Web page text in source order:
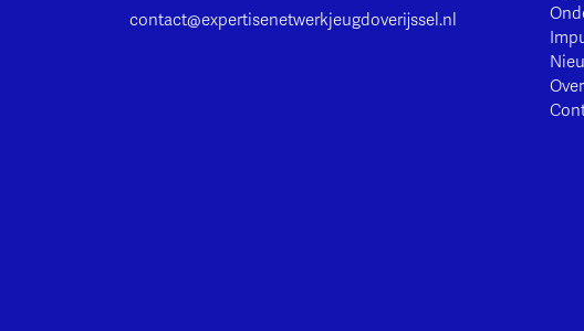
contact@expertisenetwerkjeugdoverijssel.nl